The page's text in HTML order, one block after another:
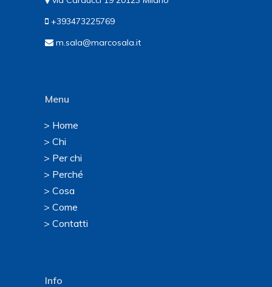
+393473225769
m.sala@marcosala.it
Menu
> Home
> Chi
> Per chi
> Perché
> Cosa
> Come
> Contatti
Info